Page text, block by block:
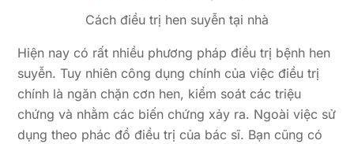
Cách điều trị hen suyễn tại nhà
Hiện nay có rất nhiều phương pháp điều trị bệnh hen
suyễn. Tuy nhiên công dụng chính của việc điều trị
chính là ngăn chặn cơn hen, kiểm soát các triệu
chứng và nhằm các biến chứng xảy ra. Ngoài việc sử
dụng theo phác đồ điều trị của bác sĩ. Bạn cũng có